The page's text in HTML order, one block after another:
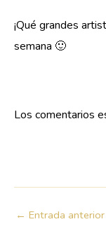
¡Qué grandes
semana 🙂
Los comentarios
← Entrada anterior